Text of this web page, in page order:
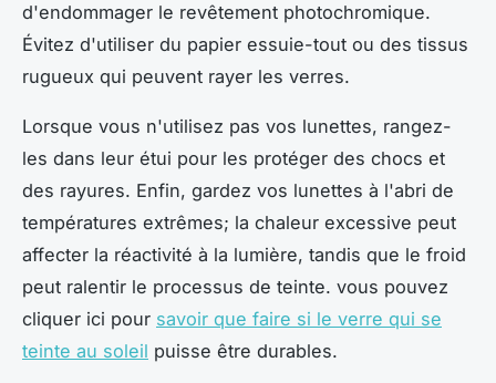
d'endommager le revêtement photochromique.
Évitez d'utiliser du papier essuie-tout ou des tissus
rugueux qui peuvent rayer les verres.
Lorsque vous n'utilisez pas vos lunettes, rangez-
les dans leur étui pour les protéger des chocs et
des rayures. Enfin, gardez vos lunettes à l'abri de
températures extrêmes; la chaleur excessive peut
affecter la réactivité à la lumière, tandis que le froid
peut ralentir le processus de teinte. vous pouvez
cliquer ici pour savoir que faire si le verre qui se
teinte au soleil puisse être durables.